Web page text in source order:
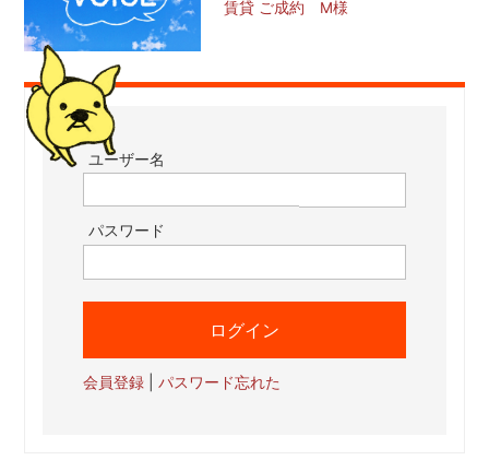
賃貸 ご成約 M様
ユーザー名
パスワード
会員登録 |パスワード忘れた